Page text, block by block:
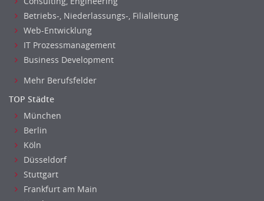
Betriebs-, Niederlassungs-, Filialleitung
Web-Entwicklung
IT Prozessmanagement
Business Development
Mehr Berufsfelder
TOP Städte
München
Berlin
Köln
Düsseldorf
Stuttgart
Frankfurt am Main